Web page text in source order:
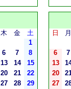
木 金
土
1
6 7
8
13 14
15
20 21
22
27 28
29
日 月
6
7
13
20
27